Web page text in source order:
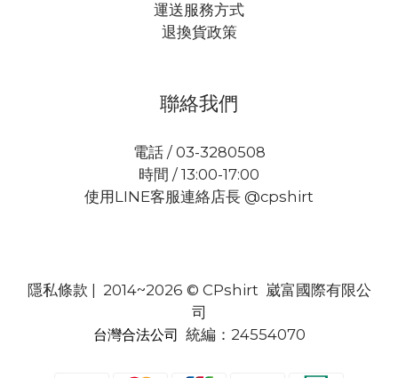
運送服務方式
退換貨政策
聯絡我們
電話 / 03-3280508
時間 / 13:00-17:00
使用LINE客服連絡店長 @cpshirt
隱私條款 | 2014~2026 © CPshirt 崴富國際有限公
司
台灣合法公司 統編：24554070